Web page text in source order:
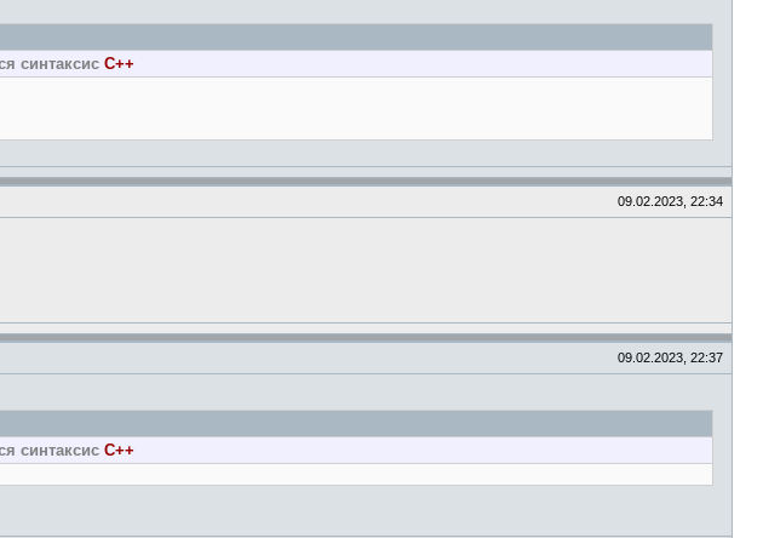
синтаксис C++
09.02.2023, 22:34
09.02.2023, 22:37
синтаксис C++